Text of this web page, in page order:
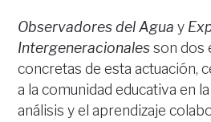
Observadores del Agua y
Intergeneracionalesson dos
concretas de esta actuación,
a la comunidad educativa en
análisis y el aprendizaje